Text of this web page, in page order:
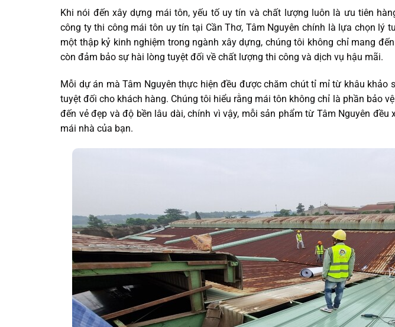
Khi nói đến xây dựng mái tôn, yếu tố uy tín và chất lượng luôn là ưu tiên
công ty thi công mái tôn uy tín tại Cần Thơ, Tâm Nguyên chính là lựa chọn lý
một thập kỷ kinh nghiệm trong ngành xây dựng, chúng tôi không chỉ mang
còn đảm bảo sự hài lòng tuyệt đối về chất lượng thi công và dịch vụ hậu mãi.
Mỗi dự án mà Tâm Nguyên thực hiện đều được chăm chút tỉ mỉ từ khâu khảo
tuyệt đối cho khách hàng. Chúng tôi hiểu rằng mái tôn không chỉ là phần bảo
đến vẻ đẹp và độ bền lâu dài, chính vì vậy, mỗi sản phẩm từ Tâm Nguyên
mái nhà của bạn.